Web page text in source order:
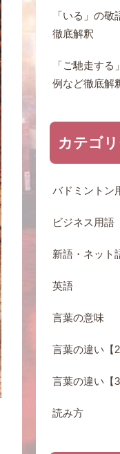
「いる」の
徹底解釈
「ご馳走す
例など徹底解
カテゴ
バドミントン
ビジネス用語
新語・ネット
英語
言葉の意味
言葉の違い【2
言葉の違い【3
読み方